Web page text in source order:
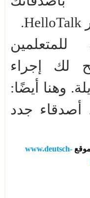
HelloTalk
.
لك إجراء
وهنا أيضًا:
أصدقاء جدد
موقعwww.deutsch-